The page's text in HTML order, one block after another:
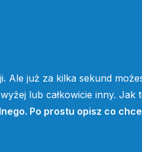
już za kilka sekund
lub całkowicie inny. Jak
Po prostu opisz co